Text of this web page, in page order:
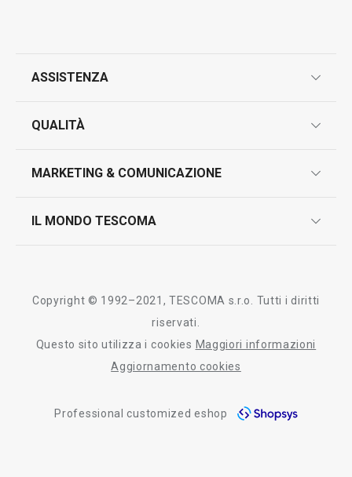
ASSISTENZA
contatti
QUALITÀ
test sui prodotti
MARKETING & COMUNICAZIONE
IL MONDO TESCOMA
Tescoma nel mondo
informativa whistleblowing
Copyright © 1992–2021, TESCOMA s.r.o. Tutti i diritti
riservati.
Questo sito utilizza i cookies Maggiori informazioni
Aggiornamento cookies
Professional customized eshop